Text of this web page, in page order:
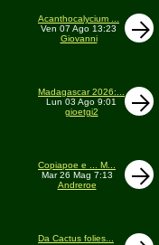
Acanthocalycium ...
Ven 07 Ago 13:23
Giovanni
Madagascar 2026:...
Lun 03 Ago 9:01
gioetgi2
Copiapoe e ... M...
Mar 26 Mag 7:13
Andreroe
Da Cactus folies...